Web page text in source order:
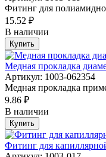
Фитинг для
15.52 ₽
В наличии
Купить
Медная прокладка
Артикул: 1003-062354
Медная прокладка
9.86 ₽
В наличии
Купить
Фитинг для